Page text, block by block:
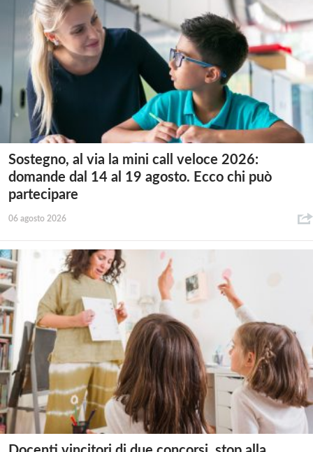
Sostegno, al via la mini call veloce 2026:
domande dal 14 al 19 agosto. Ecco chi può
partecipare
06 agosto 2026